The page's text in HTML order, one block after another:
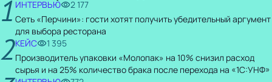
1 ИНТЕРВЬЮ
2 177
Сеть «Перчини»: гости хотят получить убедительный аргумент
для выбора ресторана
2КЕЙС
1 395
Производитель упаковки «Молопак» на 10% снизил расход
сырья и на 25% количество брака после перехода на «1С:УНФ»